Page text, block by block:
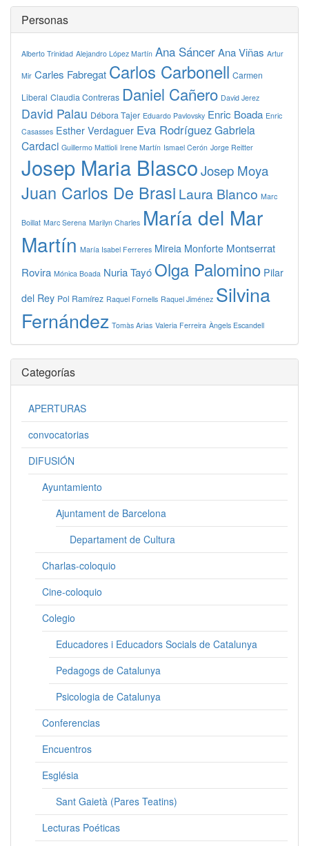
Personas
Alberto Trinidad Alejandro López Martín Ana SáncerAna Viñas Artur
Mir Carles Fabregat Carlos Carbonell Carmen
Liberal Claudia Contreras Daniel Cañero David Jerez
David Palau Débora Tajer Eduardo Pavlovsky Enric Boada Enric
Casasses Esther Verdaguer Eva RodríguezGabriela
Cardaci Guillermo Mattioli Irene Martín Ismael Cerón Jorge Reitter
Josep Maria BlascoJosep Moya
Juan Carlos De Brasi Laura Blanco Marc
Boillat Marc Serena Marilyn Charles María del Mar
Martín María Isabel Ferreres Mireia Monforte Montserrat
Rovira Mónica Boada Nuria Tayó Olga Palomino Pilar
del Rey Pol Ramírez Raquel Fornells Raquel Jiménez Silvina
Fernández Tomàs Arias Valeria Ferreira Àngels Escandell
Categorías
APERTURAS
convocatorias
DIFUSIÓN
Ayuntamiento
Ajuntament de Barcelona
Departament de Cultura
Charlas-coloquio
Cine-coloquio
Colegio
Educadores i Educadors Socials de Catalunya
Pedagogs de Catalunya
Psicologia de Catalunya
Conferencias
Encuentros
Església
Sant Gaietà (Pares Teatins)
Lecturas Poéticas